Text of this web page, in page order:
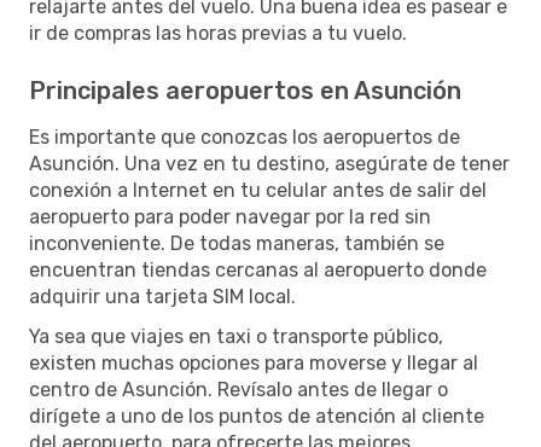
relajarte antes del vuelo. Una buena idea es pasear e
ir de compras las horas previas a tu vuelo.
Principales aeropuertos en Asunción
Es importante que conozcas los aeropuertos de
Asunción. Una vez en tu destino, asegúrate de tener
conexión a Internet en tu celular antes de salir del
aeropuerto para poder navegar por la red sin
inconveniente. De todas maneras, también se
encuentran tiendas cercanas al aeropuerto donde
adquirir una tarjeta SIM local.
Ya sea que viajes en taxi o transporte público,
existen muchas opciones para moverse y llegar al
centro de Asunción. Revísalo antes de llegar o
dirígete a uno de los puntos de atención al cliente